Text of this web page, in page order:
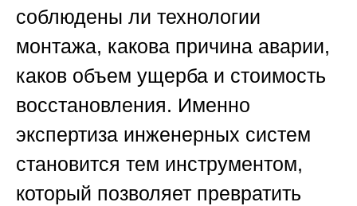
соблюдены ли технологии
монтажа, какова причина аварии,
каков объем ущерба и стоимость
восстановления. Именно
экспертиза инженерных систем
становится тем инструментом,
который позволяет превратить